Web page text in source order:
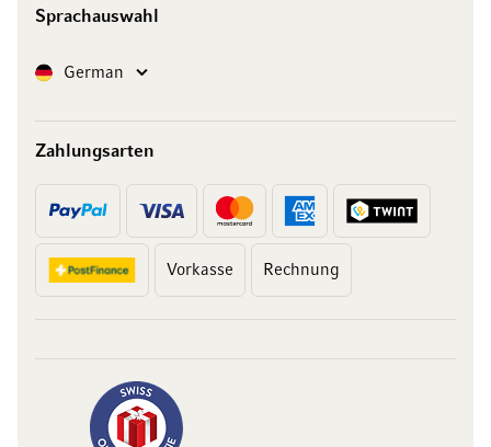
Sprachauswahl
SpracheGerman
Zahlungsarten
Vorkasse Rechnung
10 Franken
auf Ihren Einkauf